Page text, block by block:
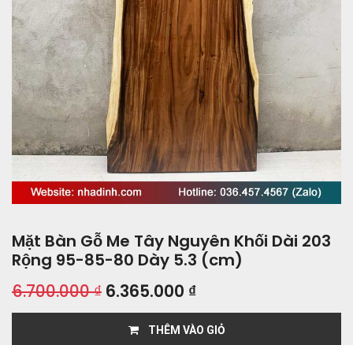
Mặt Bàn Gỗ Me Tây Nguyên Khối Dài 203
Rộng 95-85-80 Dày 5.3 (cm)
6.700.000₫ 6.365.000 ₫
THÊM VÀO GIỎ